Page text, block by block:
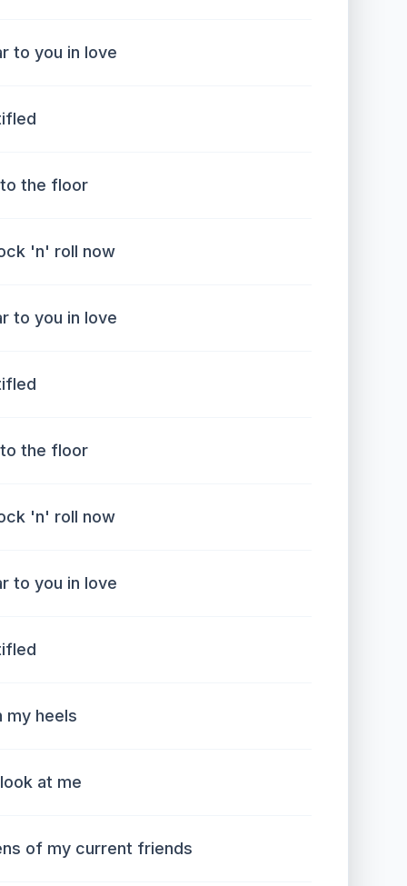
to you in love
the floor
'n' roll now
to you in love
the floor
'n' roll now
to you in love
my heels
at me
of my current friends